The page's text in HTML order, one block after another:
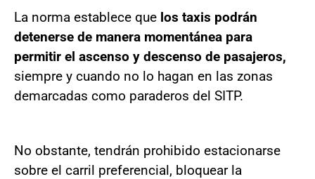
La norma establece que los taxis podrán
detenerse de manera momentánea para
permitir el ascenso y descenso de pasajeros,
siempre y cuando no lo hagan en las zonas
demarcadas como paraderos del SITP.
No obstante, tendrán prohibido estacionarse
sobre el carril preferencial, bloquear la